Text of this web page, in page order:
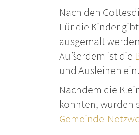
Nach den
Für die Kinder
ausgemalt
Außerdem ist die
und Ausleihen ein.
Nachdem die
konnten, wurden
Gemeinde-